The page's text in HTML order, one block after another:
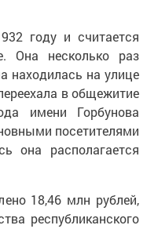
году и считается
Она несколько раз
находилась на улице
в общежитие
имени Горбунова
посетителями
она располагается
18,46 млн рублей,
республиканского